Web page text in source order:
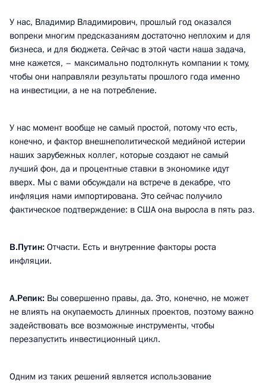
У нас, Владимир Владимирович, прошлый год оказался
вопреки многим предсказаниям достаточно неплохим и для
бизнеса, и для бюджета. Сейчас в этой части наша задача,
мне кажется, – максимально подтолкнуть компании к тому,
чтобы они направляли результаты прошлого года именно
на инвестиции, а не на потребление.
У нас момент вообще не самый простой, потому что есть,
конечно, и фактор внешнеполитической медийной истерии
наших зарубежных коллег, которые создают не самый
лучший фон, да и процентные ставки в экономике идут
вверх. Мы с вами обсуждали на встрече в декабре, что
инфляция нами импортирована. Это сейчас получило
фактическое подтверждение: в США она выросла в пять раз.
В.Путин: Отчасти. Есть и внутренние факторы роста
инфляции.
А.Репик: Вы совершенно правы, да. Это, конечно, не может
не влиять на окупаемость длинных проектов, поэтому важно
задействовать все возможные инструменты, чтобы
перезапустить инвестиционный цикл.
Одним из таких решений является использование